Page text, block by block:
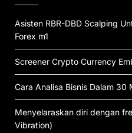
Asisten RBR-DBD Scalping
Forex m1
Screener Crypto Currency
Cara Analisa Bisnis Dalam 30
Menyelaraskan diri dengan
Vibration)